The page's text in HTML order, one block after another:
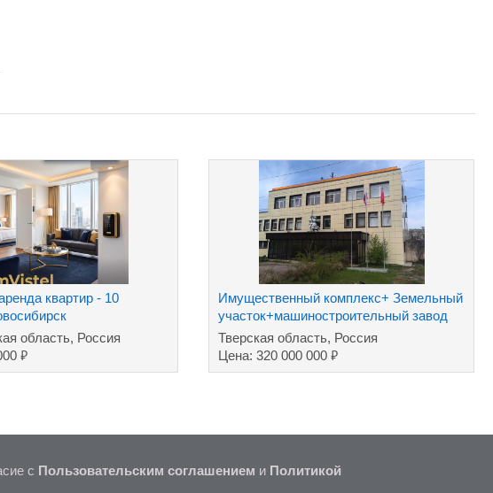
квартир - 10
область, Россия
₽
Имущественный комплекс+ Земельный
участок+машиностроительный завод
Тверская область, Россия
Цена: 320 000 000₽
с Пользовательским соглашением и Политикой